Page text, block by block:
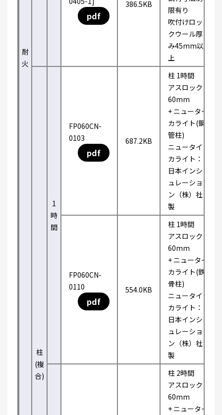
耐
火
pdf
386.5KB
限有り
吹付けロッ
クウール厚
み45mm以
上
柱
(複
合)
1
時
間
FP060CN-
0103
pdf
687.2KB
柱 1時間
アスロック
60mm
+ ニュータイ
カライト(鋼
管柱)
ニュータイ
カライト：
日本インシ
ュレーショ
ン（株）社
製
FP060CN-
0110
pdf
554.0KB
柱 1時間
アスロック
60mm
+ ニュータイ
カライト(鉄
骨柱)
ニュータイ
カライト：
日本インシ
ュレーショ
ン（株）社
製
柱 2時間
アスロック
60mm
+ ニュータイ